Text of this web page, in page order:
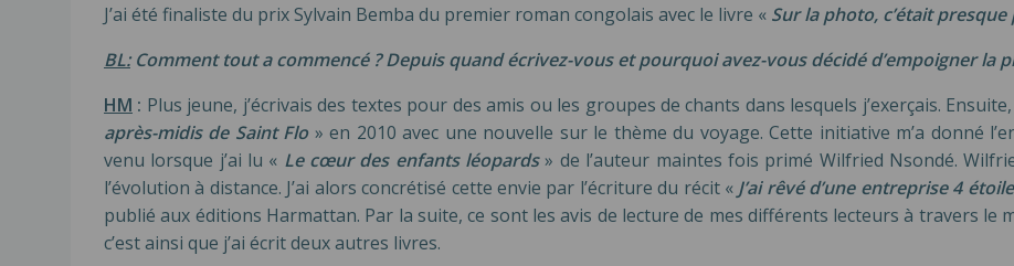
J’ai été finaliste du prix Sylvain Bemba du premier roman congolais avec le livre « Sur la photo, c’était
BL:Comment tout a commencé ? Depuis quand écrivez-vous et pourquoi avez-vous décidé d’empoigner la
HM : Plus jeune, j’écrivais des textes pour des amis ou les groupes de chants dans lesquels j’exerçais.
après-midis de Saint Flo» en 2010 avec une nouvelle sur le thème du voyage. Cette initiative m’a donné
venu lorsque j’ai lu « Le cœur des enfants léopards» de l’auteur maintes fois primé Wilfried Nsondé.
l’évolution à distance. J’ai alors concrétisé cette envie par l’écriture du récit « J’ai rêvé d’une entreprise 4
publié aux éditions Harmattan. Par la suite, ce sont les avis de lecture de mes différents lecteurs à travers le
c’est ainsi que j’ai écrit deux autres livres.